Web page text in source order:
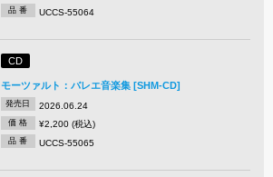
品 番 UCCS-55064
CD
モーツァルト：バレエ音楽集 [SHM-CD]
発売日 2026.06.24
価 格 ¥2,200 (税込)
品 番 UCCS-55065